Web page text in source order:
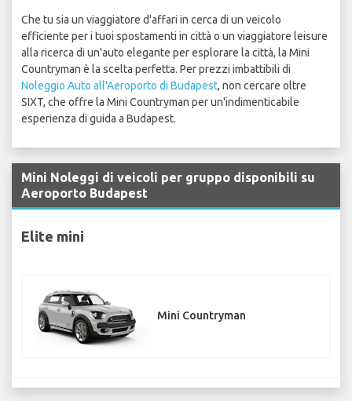
Che tu sia un viaggiatore d'affari in cerca di un veicolo
efficiente per i tuoi spostamenti in città o un viaggiatore leisure
alla ricerca di un'auto elegante per esplorare la città, la Mini
Countryman è la scelta perfetta. Per prezzi imbattibili di
Noleggio Auto all'Aeroporto di Budapest, non cercare oltre
SIXT, che offre la Mini Countryman per un'indimenticabile
esperienza di guida a Budapest.
Mini Noleggi di veicoli per gruppo disponibili su
Aeroporto Budapest
Elite mini
Mini Countryman